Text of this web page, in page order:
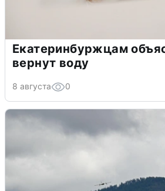
Екатеринбуржцам
вернут воду
8 августа 0